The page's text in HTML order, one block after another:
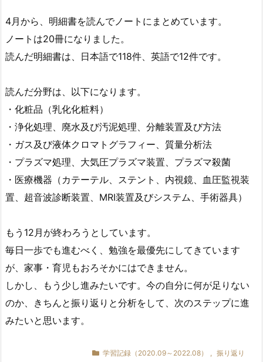
4月から、明細書を読んでノートにまとめています。
ノートは20冊になりました。
読んだ明細書は、日本語で118件、英語で12件です。
読んだ分野は、以下になります。
・化粧品（乳化化粧料）
・浄化処理、廃水及び汚泥処理、分離装置及び方法
・ガス及び液体クロマトグラフィー、質量分析法
・プラズマ処理、大気圧プラズマ装置、プラズマ殺菌
・医療機器（カテーテル、ステント、内視鏡、血圧監視装
置、超音波診断装置、MRI装置及びシステム、手術器具）
もう12月が終わろうとしています。
毎日一歩でも進むべく、勉強を最優先にしてきています
が、家事・育児もおろそかにはできません。
しかし、もう少し進みたいです。今の自分に何が足りない
のか、きちんと振り返りと分析をして、次のステップに進
みたいと思います。
学習記録（2020.09～2022.08） 振り返り